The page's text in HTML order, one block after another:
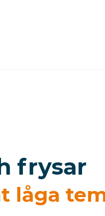
frysar
låga